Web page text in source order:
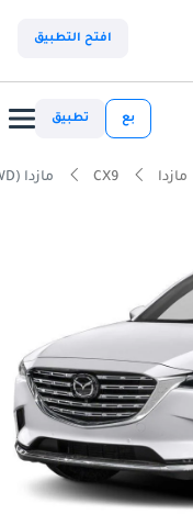
افتح التطبيق
بع تطبيق
مازدا CX9 مازدا CX9 2.5T GS (AWD)